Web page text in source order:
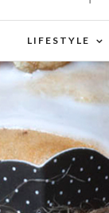
LIFESTYLE